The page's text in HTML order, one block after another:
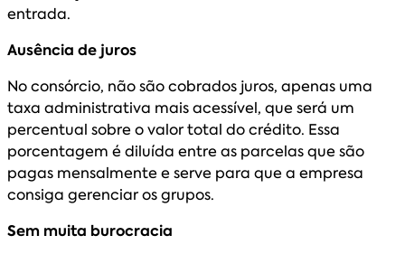
entrada.
Ausência de juros
No consórcio, não são cobrados juros, apenas uma
taxa administrativa mais acessível, que será um
percentual sobre o valor total do crédito. Essa
porcentagem é diluída entre as parcelas que são
pagas mensalmente e serve para que a empresa
consiga gerenciar os grupos.
Sem muita burocracia